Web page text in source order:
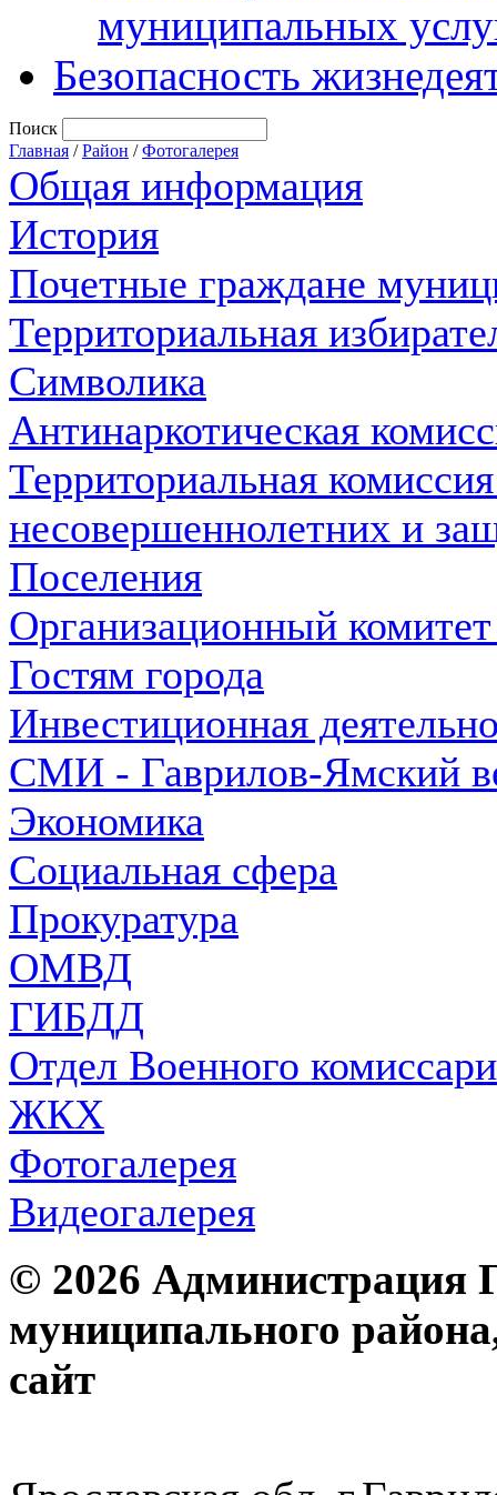
муниципальных
Безопасность
Поиск
Главная /Район /Фотогалерея
Общая информация
История
Почетные граждане
Территориальная
Символика
Антинаркотическая
Территориальная
несовершеннолетних и
Поселения
Организационный
Гостям города
Инвестиционная
СМИ - Гаврилов-Ямский
Экономика
Социальная сфера
Прокуратура
ОМВД
ГИБДД
Отдел Военного
ЖКХ
Фотогалерея
Видеогалерея
© 2026 Администрация
муниципального